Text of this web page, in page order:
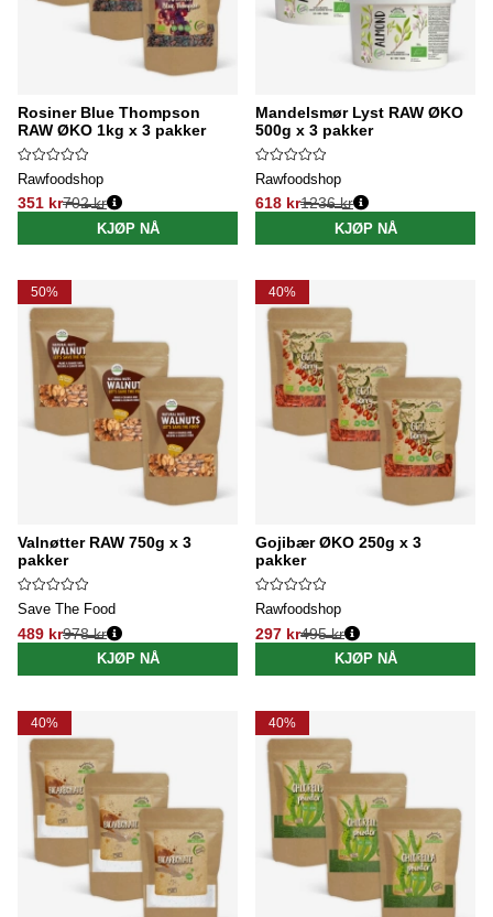
Rosiner Blue Thompson
RAW ØKO 1kg x 3 pakker
Rawfoodshop
351 kr
Vanlig pris:
702 kr
KJØP NÅ
Mandelsmør Lyst RAW ØKO
500g x 3 pakker
Rawfoodshop
618 kr
Vanlig pris:
1236 kr
KJØP NÅ
50%
Valnøtter RAW 750g x 3
pakker
Save The Food
489 kr
Vanlig pris:
978 kr
KJØP NÅ
40%
Gojibær ØKO 250g x 3
pakker
Rawfoodshop
297 kr
Vanlig pris:
495 kr
KJØP NÅ
40% 40%